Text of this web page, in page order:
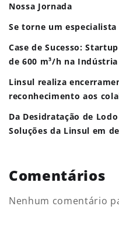
Nossa Jornada
Se torne um
Case de Sucesso:
de 600 m³/h na
Linsul realiza
reconhecimento aos
Da Desidratação de
Soluções da Linsul em
Comentários
Nenhum comentário